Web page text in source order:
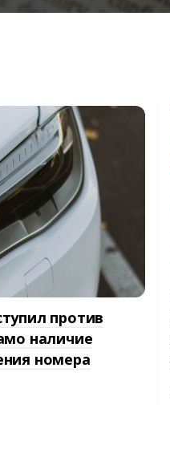
против
наличие
номера